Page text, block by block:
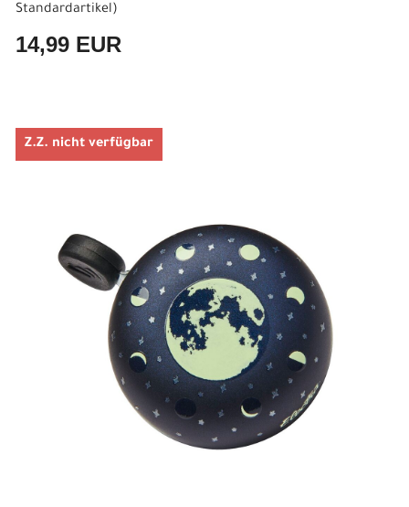
Standardartikel)
14,99 EUR
Z.Z. nicht verfügbar